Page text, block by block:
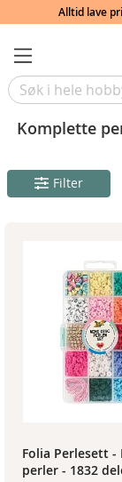
Alltid lave
Komplette
Filter
Folia Perlesett -
perler - 1832